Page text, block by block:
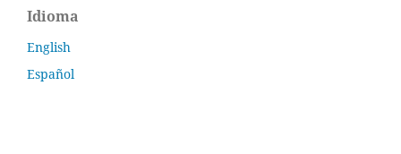
Idioma
English
Español